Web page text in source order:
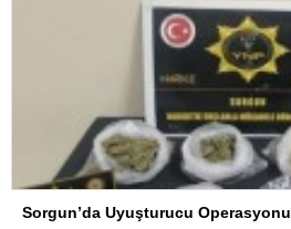
Sorgun’da Uyuşturucu Operasyonu